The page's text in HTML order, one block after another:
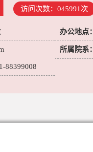
访问次数： 045991 次
办公地点：
88399008
所属院系：